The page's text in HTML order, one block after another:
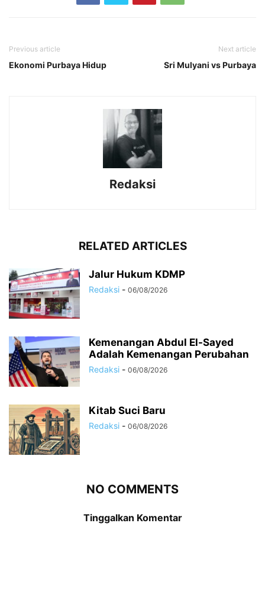
Previous article
Ekonomi Purbaya Hidup
Next article
Sri Mulyani vs Purbaya
Redaksi
RELATED ARTICLES
Jalur Hukum KDMP
Redaksi - 06/08/2026
Kemenangan Abdul El-Sayed
Adalah Kemenangan Perubahan
Redaksi - 06/08/2026
Kitab Suci Baru
Redaksi - 06/08/2026
NO COMMENTS
Tinggalkan Komentar